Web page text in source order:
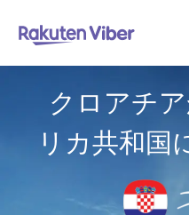
クロアチ
リカ共和国